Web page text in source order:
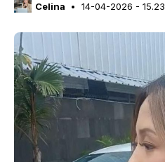
Celina 14-04-2026 - 15.23